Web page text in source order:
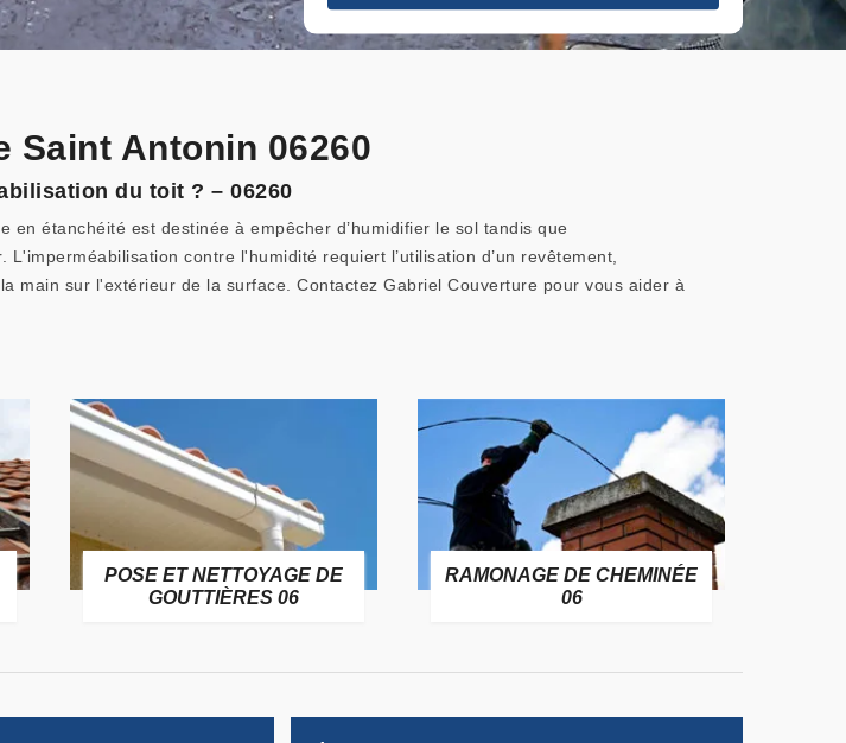
Saint Antonin 06260
du toit ? – 06260
étanchéité est destinée à empêcher d’humidifier le sol tandis que
contre l'humidité requiert l’utilisation d’un revêtement,
main sur l'extérieur de la surface. Contactez Gabriel Couverture pour vous aider à
POSE ET NETTOYAGE DE
GOUTTIÈRES 06
RAMONAGE DE CHEMINÉE
06